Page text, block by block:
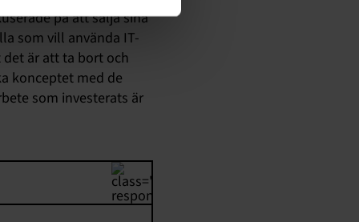
på att sälja sina
som vill använda IT-
är att ta bort och
konceptet med de
som investerats är